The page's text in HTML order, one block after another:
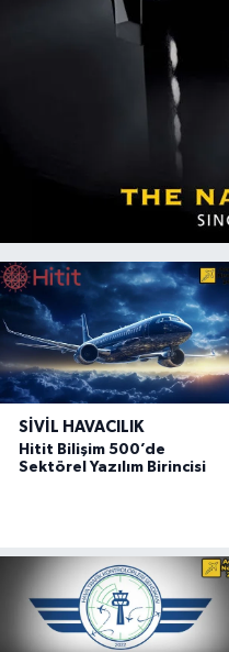
SIVIL HAVACILIK
Hitit Bilişim 500’de
Sektörel Yazılım Birincisi